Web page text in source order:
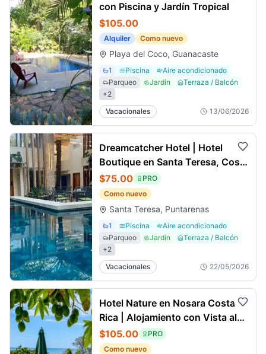
con Piscina y Jardín Tropical
$105.00
Alquiler Como nuevo
Playa del Coco, Guanacaste
1 Piscina
Aire acondicionado
Parqueo
Jardín
Terraza / Balcón
+2
Vacacionales
13/06/2026
Dreamcatcher Hotel | Hotel
Boutique en Santa Teresa, Costa
Rica 🌴
$75.00
PRO
Como nuevo
Santa Teresa, Puntarenas
1 Piscina
Aire acondicionado
Parqueo
Jardín
Terraza / Balcón
+2
Vacacionales
22/05/2026
Hotel Nature en Nosara Costa
Rica | Alojamiento con Vista al
Jardín
$105.00
PRO
Como nuevo